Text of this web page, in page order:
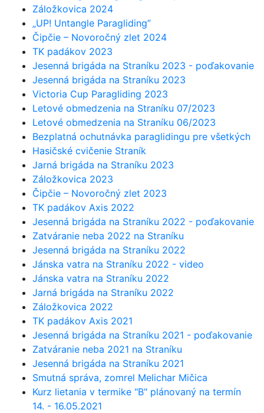
Záložkovica 2024
„UP! Untangle Paragliding”
Čipčie – Novoročný zlet 2024
TK padákov 2023
Jesenná brigáda na Straníku 2023 - poďakovanie
Jesenná brigáda na Straníku 2023
Victoria Cup Paragliding 2023
Letové obmedzenia na Straníku 07/2023
Letové obmedzenia na Straníku 06/2023
Bezplatná ochutnávka paraglidingu pre všetkých
Hasičské cvičenie Straník
Jarná brigáda na Straníku 2023
Záložkovica 2023
Čipčie – Novoročný zlet 2023
TK padákov Axis 2022
Jesenná brigáda na Straníku 2022 - poďakovanie
Zatváranie neba 2022 na Straníku
Jesenná brigáda na Straníku 2022
Jánska vatra na Straníku 2022 - video
Jánska vatra na Straníku 2022
Jarná brigáda na Straníku 2022
Záložkovica 2022
TK padákov Axis 2021
Jesenná brigáda na Straníku 2021 - poďakovanie
Zatváranie neba 2021 na Straníku
Jesenná brigáda na Straníku 2021
Smutná správa, zomrel Melichar Mičica
Kurz lietania v termike "B" plánovaný na termín
14. - 16.05.2021